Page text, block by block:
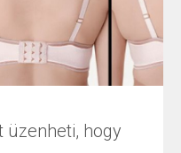
üzenheti, hogy